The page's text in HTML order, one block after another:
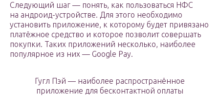
Следующий шаг — понять, как пользоваться НФС
на андроид-устройстве. Для этого необходимо
установить приложение, к которому будет привязано
платёжное средство и которое позволит совершать
покупки. Таких приложений несколько, наиболее
популярное из них — Google Pay.
Гугл Пэй — наиболее распространённое
приложение для бесконтактной оплаты